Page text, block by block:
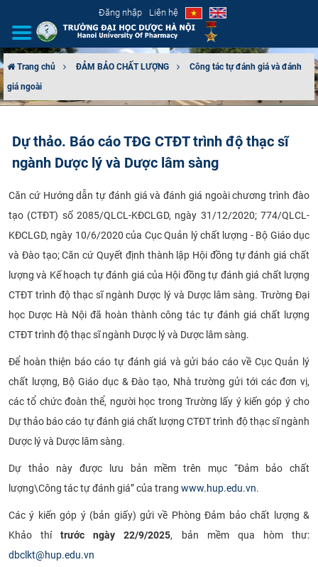
Đăng nhập Liên hệ
GIỚI THIỆU
TUYỂN SINH
ĐÀO TẠO
ĐẢM BẢO CHẤT LƯỢNG
KHOA HỌC CÔNG NGHỆ
HTQT
CỰU NGƯỜI HỌC
Trang chủ ĐẢM BẢO CHẤT LƯỢNG
Công tác tự đánh giá và đánh
giá ngoài
Dự thảo. Báo cáo TĐG CTĐT trình độ thạc sĩ
ngành Dược lý và Dược lâm sàng
Căn cứ Hướng dẫn tự đánh giá và đánh giá ngoài chương trình đào
tạo (CTĐT) số 2085/QLCL-KĐCLGD, ngày 31/12/2020; 774/QLCL-
KĐCLGD, ngày 10/6/2020 của Cục Quản lý chất lượng - Bộ Giáo dục
và Đào tạo; Căn cứ Quyết định thành lập Hội đồng tự đánh giá chất
lượng và Kế hoạch tự đánh giá của Hội đồng tự đánh giá chất lượng
CTĐT trình độ thạc sĩ ngành Dược lý và Dược lâm sàng. Trường Đại
học Dược Hà Nội đã hoàn thành công tác tự đánh giá chất lượng
CTĐT trình độ thạc sĩ ngành Dược lý và Dược lâm sàng.
Để hoàn thiện báo cáo tự đánh giá và gửi báo cáo về Cục Quản lý
chất lượng, Bộ Giáo dục & Đào tạo, Nhà trường gửi tới các đơn vị,
các tổ chức đoàn thể, người học trong Trường lấy ý kiến góp ý cho
Dự thảo báo cáo tự đánh giá chất lượng CTĐT trình độ thạc sĩ ngành
Dược lý và Dược lâm sàng.
Dự thảo này được lưu bản mềm trên mục “Đảm bảo chất
lượng\Công tác tự đánh giá” của trang www.hup.edu.vn.
Các ý kiến góp ý (bản giấy) gửi về Phòng Đảm bảo chất lượng &
Khảo thítrước ngày 22/9/2025, bản mềm qua hòm thư:
dbclkt@hup.edu.vn